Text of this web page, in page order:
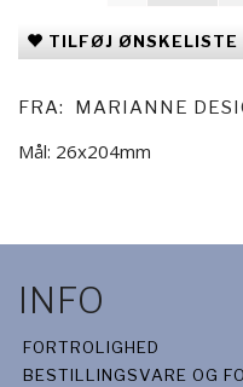
TILFØJ ØNSKELISTE
FRA: MARIANNE
Mål: 26x204mm
INFO
FORTROLIGHED
BESTILLINGSVARE OG